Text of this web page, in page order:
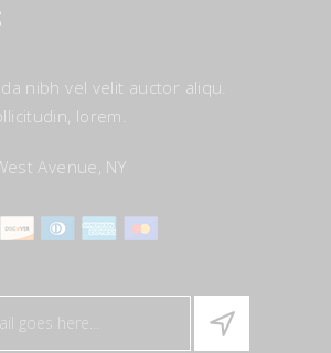
nibh vel velit auctor aliqu.
lorem.
Avenue, NY